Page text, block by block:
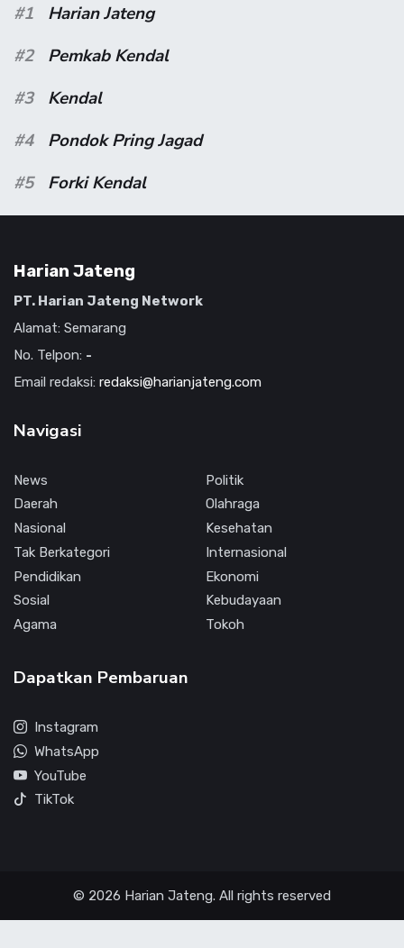
#1
Harian Jateng
#2
Pemkab Kendal
#3
Kendal
#4
Pondok Pring Jagad
#5
Forki Kendal
Harian Jateng
PT. Harian Jateng Network
Alamat: Semarang
No. Telpon: -
Email redaksi: redaksi@harianjateng.com
Navigasi
News
Daerah
Nasional
Tak Berkategori
Pendidikan
Sosial
Agama
Politik
Olahraga
Kesehatan
Internasional
Ekonomi
Kebudayaan
Tokoh
Dapatkan Pembaruan
Instagram
WhatsApp
YouTube
TikTok
© 2026 Harian Jateng. All rights reserved